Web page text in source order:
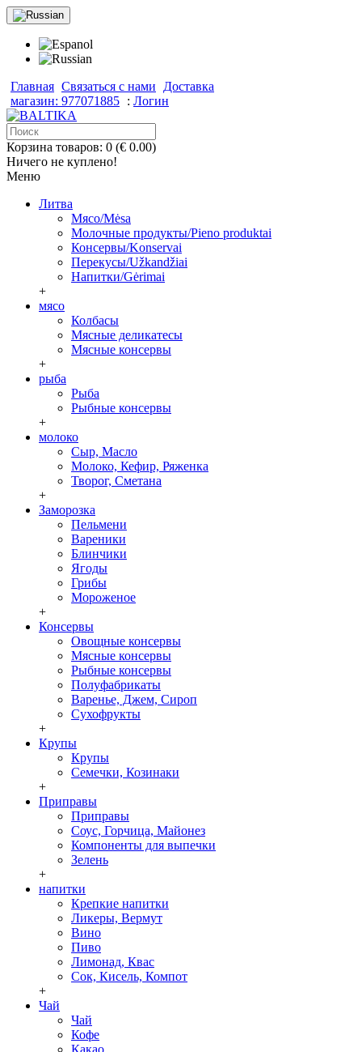
Главная Связаться с нами
Доставка
магазин: 977071885 : Логин
Корзина товаров: 0 (€ 0.00)
Ничего не куплено!
Меню
Литва
Мясо/Mėsa
Молочные продукты/Pieno produktai
Консервы/Konservai
Перекусы/Užkandžiai
Напитки/Gėrimai
+
мясо
Колбасы
Мясные деликатесы
Мясные консервы
+
рыба
Рыба
Рыбные консервы
+
молоко
Сыр, Масло
Молоко, Кефир, Ряженка
Творог, Сметана
+
Заморозка
Пельмени
Вареники
Блинчики
Ягоды
Грибы
Мороженое
+
Консервы
Овощные консервы
Мясные консервы
Рыбные консервы
Полуфабрикаты
Варенье, Джем, Сироп
Сухофрукты
+
Крупы
Крупы
Семечки, Козинаки
+
Приправы
Приправы
Соус, Горчица, Майонез
Компоненты для выпечки
Зелень
+
напитки
Крепкие напитки
Ликеры, Вермут
Вино
Пиво
Лимонад, Квас
Сок, Кисель, Компот
+
Чай
Чай
Кофе
Какао